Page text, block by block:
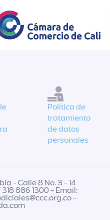
Política de
tratamiento
de datos
personales
- Calle 8 No. 3 - 14
886 1300 - Email:
-